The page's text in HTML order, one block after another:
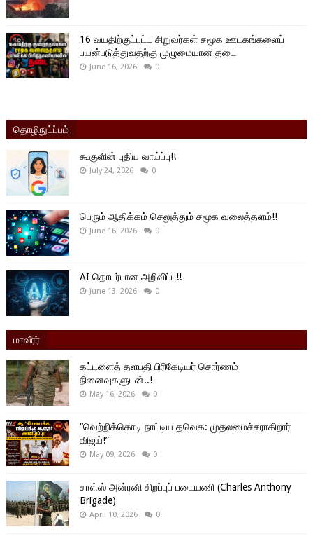
16 வயதிற்குட்பட்ட சிறுவர்கள் சமூக ஊடகங்களைப்
பயன்படுத்துவதற்கு முழுமையான தடை
June 16, 2026 0
தொழிநுட்ப்பம்
கூகுளின் புதிய வாய்ப்பு!!
July 24, 2026 0
பெரும் ஆதிக்கம் செலுத்தும் சமூக வலைத்தளம்!!
June 16, 2026 0
AI தொடர்பான அறிவிப்பு!!
June 13, 2026 0
மாவீரர்
கட்டளைத் தளபதி பிரிகேடியர் சொர்ணம்
நினைவுகளுடன்..!
May 16, 2026 0
“வெற்றிக்கொடி நாட்டிய தவெக: முதலமைச்சராகிறார்
விஜய்!”
May 09, 2026 0
சாள்ஸ் அன்ரனி சிறப்புப் படையணி (Charles Anthony
Brigade)
April 10, 2026 0